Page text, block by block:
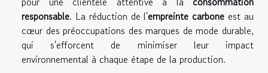
responsable. La réduction de l'empreinte carbone est au
cœur des préoccupations des marques de mode durable,
qui s'efforcent de minimiser leur impact
environnemental à chaque étape de la production.